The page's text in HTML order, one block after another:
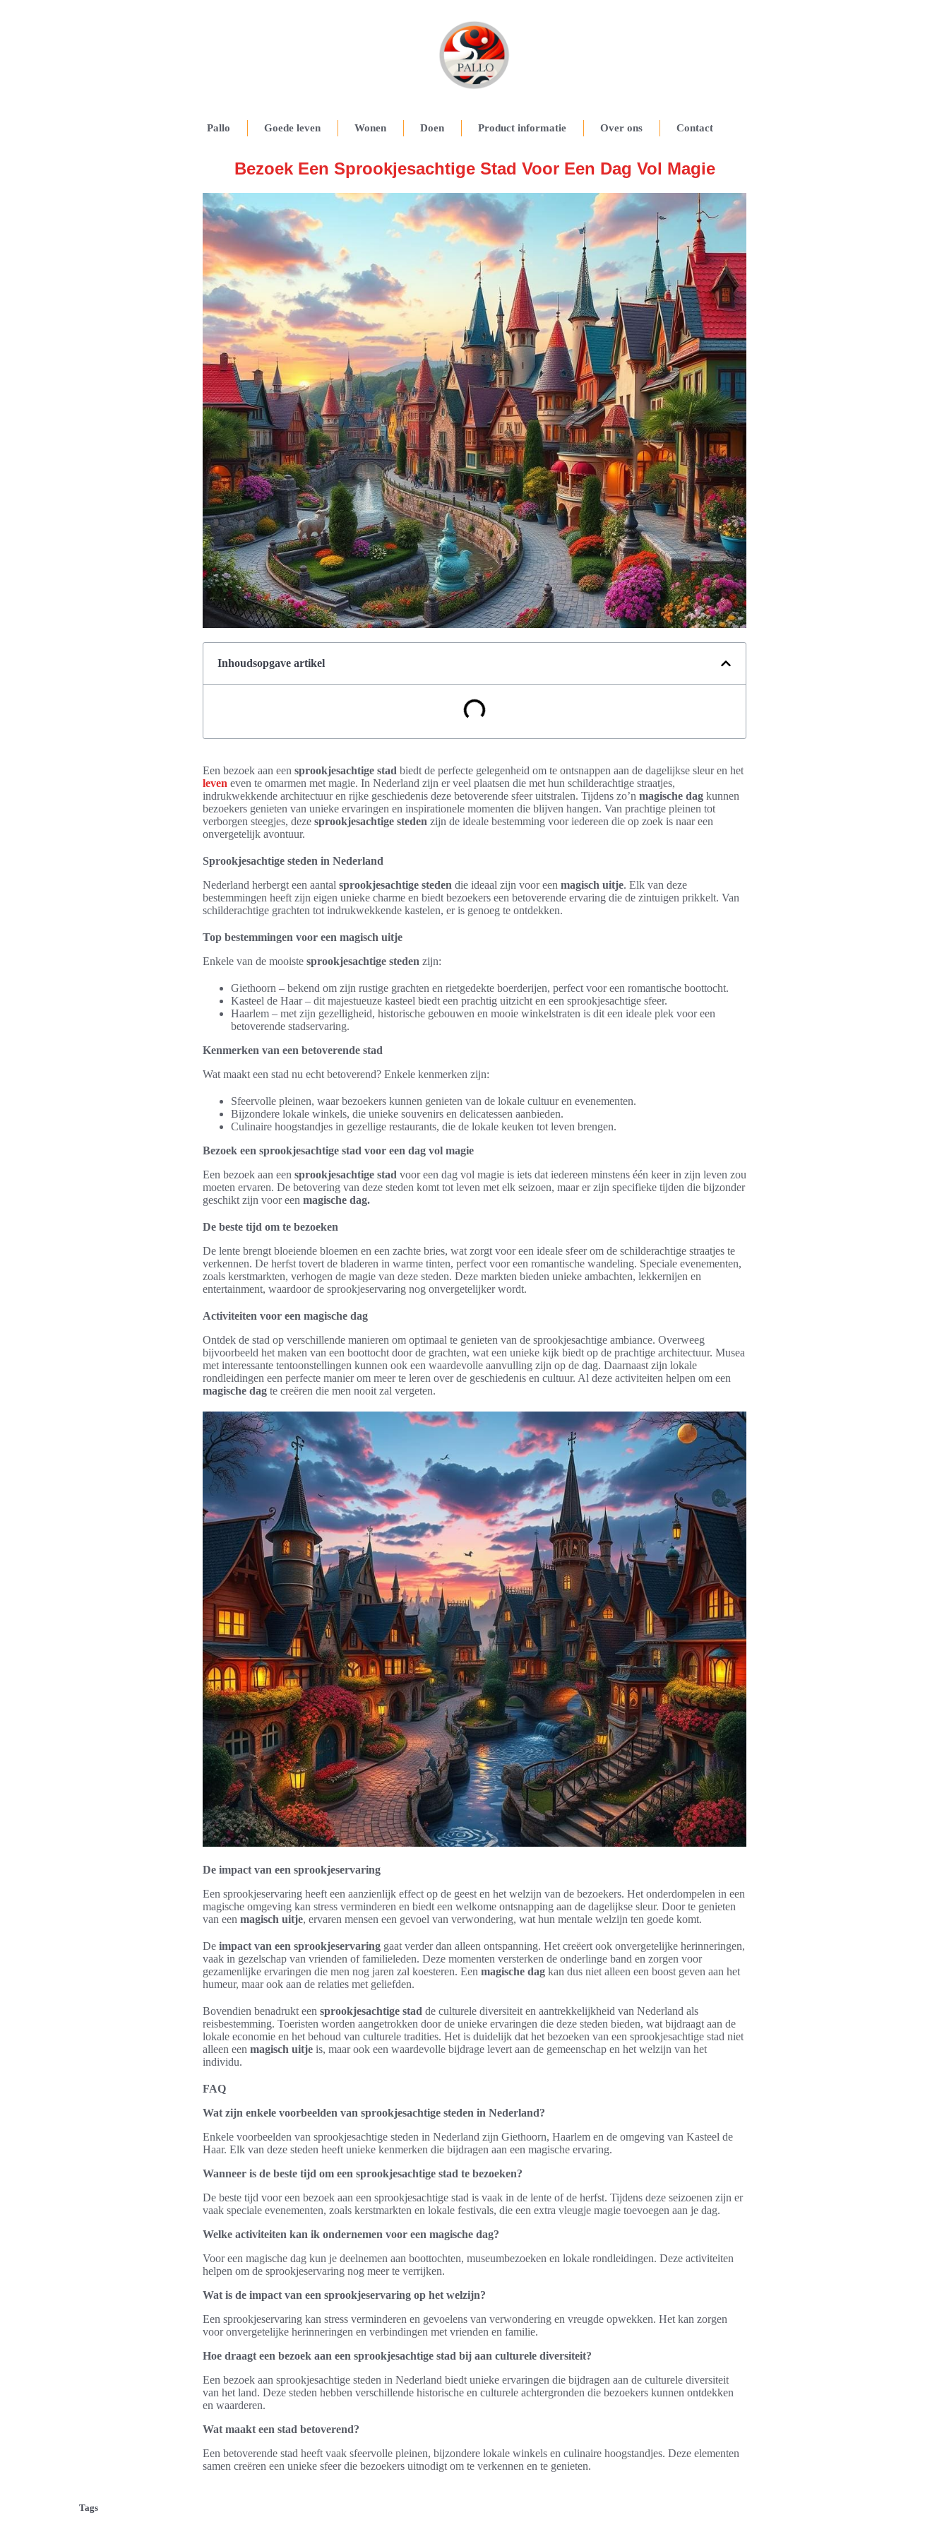
Pallo Goede leven Wonen Doen Product informatie Over ons Contact
Bezoek Een Sprookjesachtige Stad Voor Een Dag Vol Magie
Inhoudsopgave artikel
Een bezoek aan een sprookjesachtige stad biedt de perfecte gelegenheid om te ontsnappen aan de dagelijkse sleur en het
leven even te omarmen met magie. In Nederland zijn er veel plaatsen die met hun schilderachtige straatjes,
indrukwekkende architectuur en rijke geschiedenis deze betoverende sfeer uitstralen. Tijdens zo’n magische dag kunnen
bezoekers genieten van unieke ervaringen en inspirationele momenten die blijven hangen. Van prachtige pleinen tot
verborgen steegjes, deze sprookjesachtige steden zijn de ideale bestemming voor iedereen die op zoek is naar een
onvergetelijk avontuur.
Sprookjesachtige steden in Nederland
Nederland herbergt een aantal sprookjesachtige steden die ideaal zijn voor een magisch uitje. Elk van deze
bestemmingen heeft zijn eigen unieke charme en biedt bezoekers een betoverende ervaring die de zintuigen prikkelt. Van
schilderachtige grachten tot indrukwekkende kastelen, er is genoeg te ontdekken.
Top bestemmingen voor een magisch uitje
Enkele van de mooiste sprookjesachtige steden zijn:
Giethoorn – bekend om zijn rustige grachten en rietgedekte boerderijen, perfect voor een romantische boottocht.
Kasteel de Haar – dit majestueuze kasteel biedt een prachtig uitzicht en een sprookjesachtige sfeer.
Haarlem – met zijn gezelligheid, historische gebouwen en mooie winkelstraten is dit een ideale plek voor een
betoverende stadservaring.
Kenmerken van een betoverende stad
Wat maakt een stad nu echt betoverend? Enkele kenmerken zijn:
Sfeervolle pleinen, waar bezoekers kunnen genieten van de lokale cultuur en evenementen.
Bijzondere lokale winkels, die unieke souvenirs en delicatessen aanbieden.
Culinaire hoogstandjes in gezellige restaurants, die de lokale keuken tot leven brengen.
Bezoek een sprookjesachtige stad voor een dag vol magie
Een bezoek aan een sprookjesachtige stad voor een dag vol magie is iets dat iedereen minstens één keer in zijn leven zou
moeten ervaren. De betovering van deze steden komt tot leven met elk seizoen, maar er zijn specifieke tijden die bijzonder
geschikt zijn voor een magische dag.
De beste tijd om te bezoeken
De lente brengt bloeiende bloemen en een zachte bries, wat zorgt voor een ideale sfeer om de schilderachtige straatjes te
verkennen. De herfst tovert de bladeren in warme tinten, perfect voor een romantische wandeling. Speciale evenementen,
zoals kerstmarkten, verhogen de magie van deze steden. Deze markten bieden unieke ambachten, lekkernijen en
entertainment, waardoor de sprookjeservaring nog onvergetelijker wordt.
Activiteiten voor een magische dag
Ontdek de stad op verschillende manieren om optimaal te genieten van de sprookjesachtige ambiance. Overweeg
bijvoorbeeld het maken van een boottocht door de grachten, wat een unieke kijk biedt op de prachtige architectuur. Musea
met interessante tentoonstellingen kunnen ook een waardevolle aanvulling zijn op de dag. Daarnaast zijn lokale
rondleidingen een perfecte manier om meer te leren over de geschiedenis en cultuur. Al deze activiteiten helpen om een
magische dag te creëren die men nooit zal vergeten.
De impact van een sprookjeservaring
Een sprookjeservaring heeft een aanzienlijk effect op de geest en het welzijn van de bezoekers. Het onderdompelen in een
magische omgeving kan stress verminderen en biedt een welkome ontsnapping aan de dagelijkse sleur. Door te genieten
van een magisch uitje, ervaren mensen een gevoel van verwondering, wat hun mentale welzijn ten goede komt.
De impact van een sprookjeservaring gaat verder dan alleen ontspanning. Het creëert ook onvergetelijke herinneringen,
vaak in gezelschap van vrienden of familieleden. Deze momenten versterken de onderlinge band en zorgen voor
gezamenlijke ervaringen die men nog jaren zal koesteren. Een magische dag kan dus niet alleen een boost geven aan het
humeur, maar ook aan de relaties met geliefden.
Bovendien benadrukt een sprookjesachtige stad de culturele diversiteit en aantrekkelijkheid van Nederland als
reisbestemming. Toeristen worden aangetrokken door de unieke ervaringen die deze steden bieden, wat bijdraagt aan de
lokale economie en het behoud van culturele tradities. Het is duidelijk dat het bezoeken van een sprookjesachtige stad niet
alleen een magisch uitje is, maar ook een waardevolle bijdrage levert aan de gemeenschap en het welzijn van het
individu.
FAQ
Wat zijn enkele voorbeelden van sprookjesachtige steden in Nederland?
Enkele voorbeelden van sprookjesachtige steden in Nederland zijn Giethoorn, Haarlem en de omgeving van Kasteel de
Haar. Elk van deze steden heeft unieke kenmerken die bijdragen aan een magische ervaring.
Wanneer is de beste tijd om een sprookjesachtige stad te bezoeken?
De beste tijd voor een bezoek aan een sprookjesachtige stad is vaak in de lente of de herfst. Tijdens deze seizoenen zijn er
vaak speciale evenementen, zoals kerstmarkten en lokale festivals, die een extra vleugje magie toevoegen aan je dag.
Welke activiteiten kan ik ondernemen voor een magische dag?
Voor een magische dag kun je deelnemen aan boottochten, museumbezoeken en lokale rondleidingen. Deze activiteiten
helpen om de sprookjeservaring nog meer te verrijken.
Wat is de impact van een sprookjeservaring op het welzijn?
Een sprookjeservaring kan stress verminderen en gevoelens van verwondering en vreugde opwekken. Het kan zorgen
voor onvergetelijke herinneringen en verbindingen met vrienden en familie.
Hoe draagt een bezoek aan een sprookjesachtige stad bij aan culturele diversiteit?
Een bezoek aan sprookjesachtige steden in Nederland biedt unieke ervaringen die bijdragen aan de culturele diversiteit
van het land. Deze steden hebben verschillende historische en culturele achtergronden die bezoekers kunnen ontdekken
en waarderen.
Wat maakt een stad betoverend?
Een betoverende stad heeft vaak sfeervolle pleinen, bijzondere lokale winkels en culinaire hoogstandjes. Deze elementen
samen creëren een unieke sfeer die bezoekers uitnodigt om te verkennen en te genieten.
Tags